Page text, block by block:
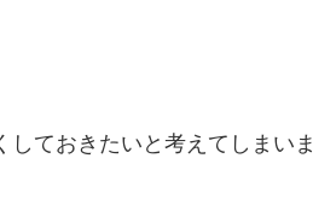
ておきたいと考えてしまいま